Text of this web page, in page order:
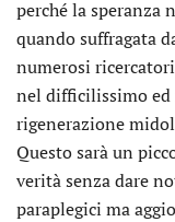
perché la speranza
quando suffragata
numerosi
nel difficilissimo ed
rigenerazione
Questo sarà un
verità senza dare
paraplegici ma